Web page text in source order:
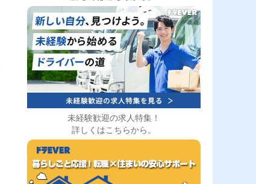
未経験歓迎の求人特集！
詳しくはこちらから。